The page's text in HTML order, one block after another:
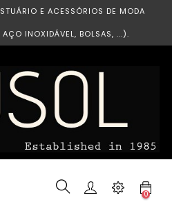
E ACESSÓRIOS DE MODA
INOXIDÁVEL, BOLSAS, ...).
0